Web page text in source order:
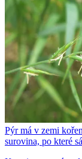
Pýr má v zemi
surovina, po které